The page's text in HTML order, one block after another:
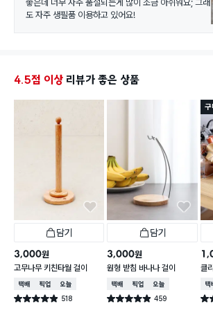
좋은데 너무 자주 품절되는게 많이 조금 아쉬워요; 그래
도 자주 생필품 이용하고 있어요!
4.5점 이상 리뷰가 좋은 상품
담기
3,000원
고무나무 키친타월 걸이
택배배송매장픽업오늘배송
별점 4.9점 518
건 작성
담기
3,000원
원형 받침 바나나 걸이
택배배송매장픽업오늘배송
별점 4.9점 459
건 작성
클
택
별